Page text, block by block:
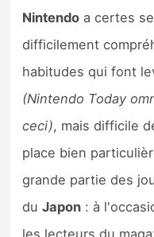
Previews
Sorties de jeux
Bons plans
Nintendo a certes
difficilement
habitudes qui font
(Nintendo Today
ceci), mais difficile
place bien
grande partie des
duJapon : à
les lecteurs du